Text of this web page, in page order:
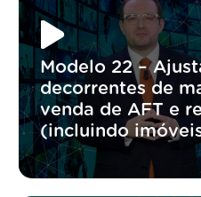
Modelo 22 –
decorrentes de
venda de AFT e
(incluindo